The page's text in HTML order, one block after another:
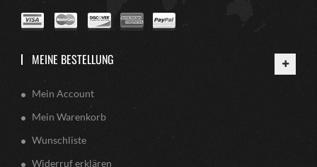
MEINE BESTELLUNG
Mein Account
Mein Warenkorb
Wunschliste
Widerruf erklären